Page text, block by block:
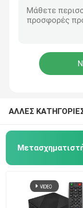
Φορέας IPTV M3U
ΑΛΛΕΣ